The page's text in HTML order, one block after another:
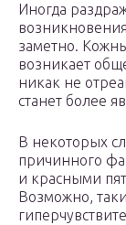
Иногда
заметно.
возникает
никак не
станет более
В некоторых
причинного
и красными
Возможно,